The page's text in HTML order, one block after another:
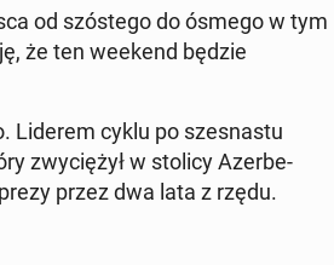
od szóstego do ósmego w tym
że ten weekend będzie
Liderem cyklu po szes­nas­tu
zwyciężył w stolicy Azer­be­
przez dwa lata z rzędu.